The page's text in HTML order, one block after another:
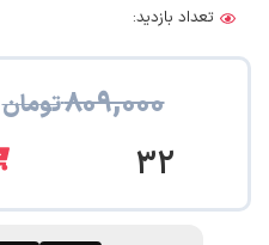
تعداد بازدید:
۸۰۹,۰۰۰تومان
32